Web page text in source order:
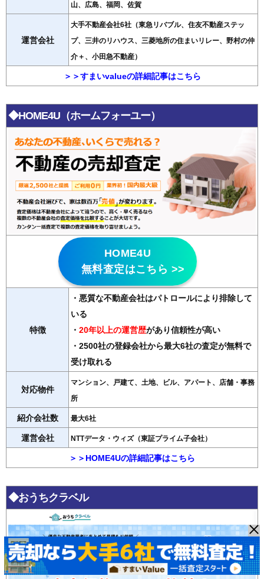
山、広島、福岡、佐賀
運営会社
大手不動産会社6社（東急リバブル、住友不動産ステッ
プ、三井のリハウス、三菱地所の住まいリレー、野村の仲
介＋、小田急不動産）
＞＞すまいvalueの詳細記事はこちら
◆HOME4U（ホームフォーユー）
HOME4U
無料査定はこちら >>
特徴
・悪質な不動産会社はパトロールにより排除して
いる
・ 20年以上の運営歴があり信頼性が高い
・2500社の登録会社から最大6社の査定が無料で
受け取れる
対応物件
マンション、戸建て、土地、ビル、アパート、店舗・事務
所
紹介会社数 最大6社
運営会社 NTTデータ・ウィズ（東証プライム子会社）
＞＞HOME4Uの詳細記事はこちら
◆おうちクラベル